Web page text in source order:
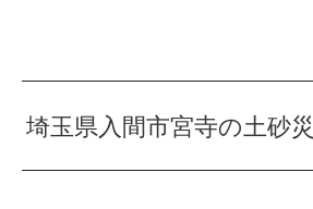
埼玉県入間市宮寺の土砂